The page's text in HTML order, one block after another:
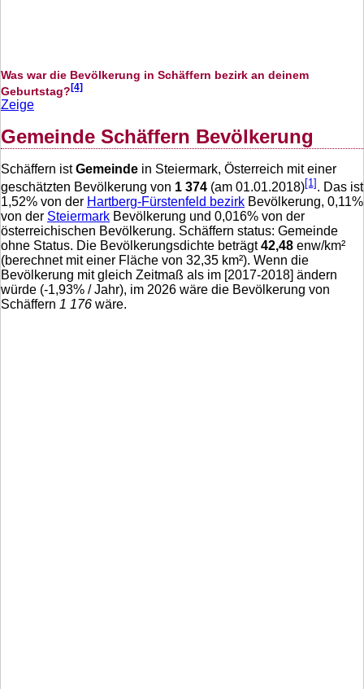
Was war die Bevölkerung in Schäffern bezirk an deinem
Geburtstag?[4]
Zeige
Gemeinde Schäffern Bevölkerung
Schäffern istGemeinde in Steiermark, Österreich mit einer
geschätzten Bevölkerung von 1 374 (am 01.01.2018)[1] . Das ist
1,52% von der Hartberg-Fürstenfeld bezirk Bevölkerung, 0,11%
von der Steiermark Bevölkerung und 0,016% von der
österreichischen Bevölkerung. Schäffern status: Gemeinde
ohne Status. Die Bevölkerungsdichte beträgt42,48 enw/km²
(berechnet mit einer Fläche von 32,35 km²). Wenn die
Bevölkerung mit gleich Zeitmaß als im [2017-2018] ändern
würde (-1,93% / Jahr), im 2026 wäre die Bevölkerung von
Schäffern 1 176 wäre.